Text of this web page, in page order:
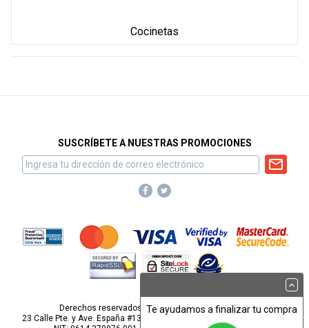
Te ayudamos a finalizar tu compra
Cocinetas
SUSCRÍBETE A NUESTRAS PROMOCIONES
Derechos reservados para Omnisport, S.A. de C.V.
23 Calle Pte. y Ave. España #1313, Barrio San Miguelito, San Salvador.